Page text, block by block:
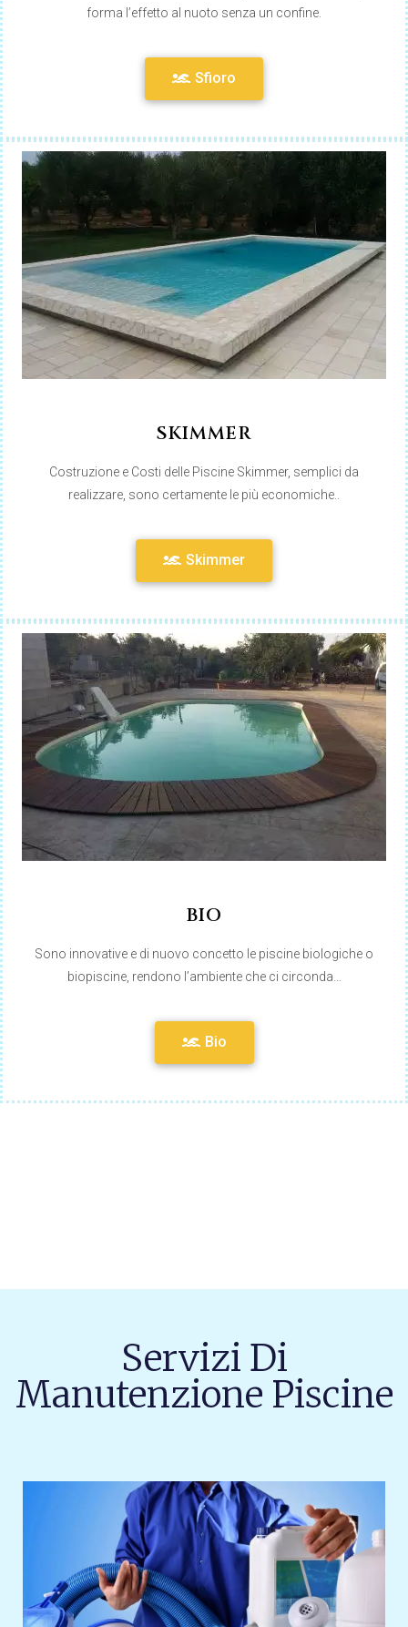
forma l’effetto al nuoto senza un confine.
Sfioro
SKIMMER
Costruzione e Costi delle Piscine Skimmer, semplici da
realizzare, sono certamente le più economiche..
Skimmer
BIO
Sono innovative e di nuovo concetto le piscine biologiche o
biopiscine, rendono l’ambiente che ci circonda…
Bio
Servizi Di
Manutenzione Piscine